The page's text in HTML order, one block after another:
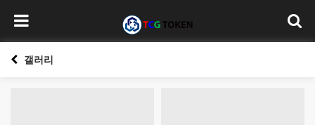
갤러리